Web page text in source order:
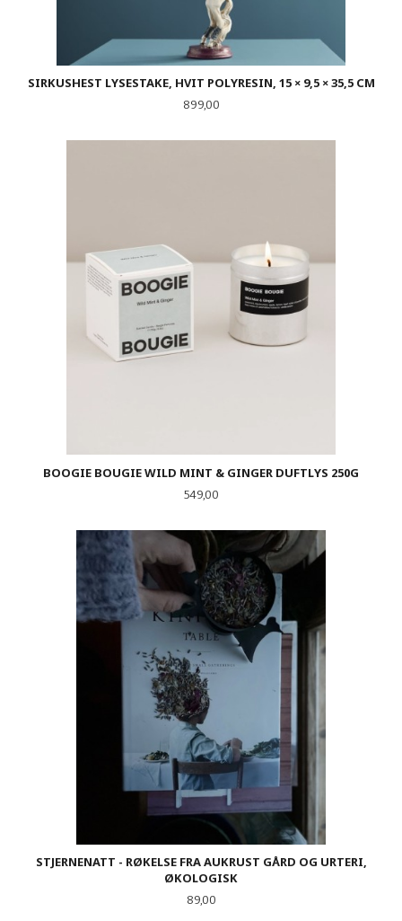
SIRKUSHEST LYSESTAKE, HVIT POLYRESIN, 15 × 9,5 × 35,5 CM
Pris
899,00
BOOGIE BOUGIE WILD MINT & GINGER DUFTLYS 250G
Pris
549,00
STJERNENATT - RØKELSE FRA AUKRUST GÅRD OG URTERI,
ØKOLOGISK
Pris
89,00